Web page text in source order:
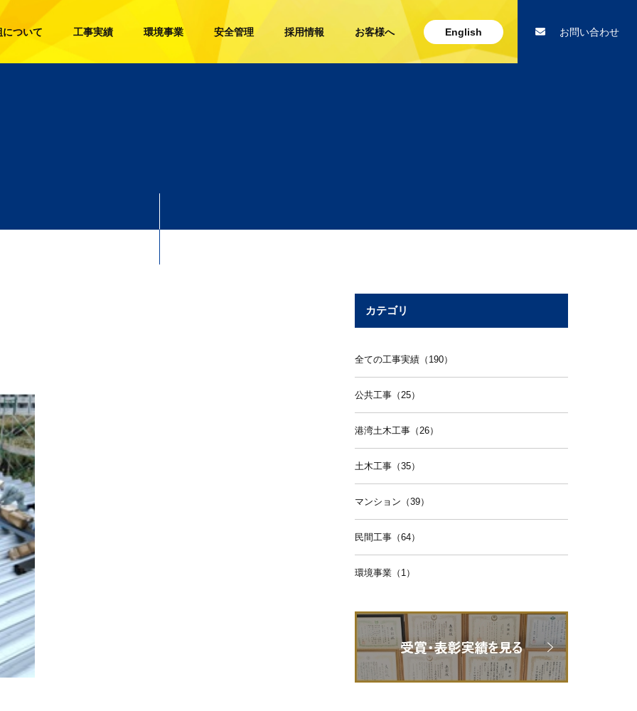
ついて 工事実績 環境事業 安全管理 採用情報 お客様へ English お問い合わせ
カテゴリ
全ての工事実績（190）
公共工事（25）
港湾土木工事（26）
土木工事（35）
マンション（39）
民間工事（64）
環境事業（1）